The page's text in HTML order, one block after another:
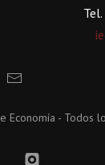
Tel.
Economía - Todos